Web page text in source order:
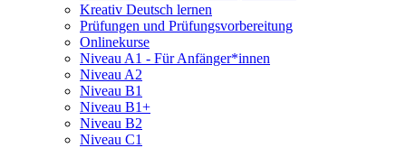
Kreativ Deutsch lernen
Prüfungen und Prüfungsvorbereitung
Onlinekurse
Niveau A1 - Für Anfänger*innen
Niveau A2
Niveau B1
Niveau B1+
Niveau B2
Niveau C1